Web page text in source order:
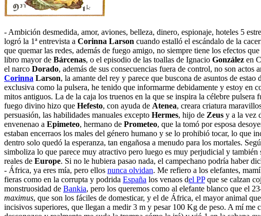
- Ambición desmedida, amor, aviones, belleza, dinero, espionaje, hoteles 5
logró la 1ª entrevista a Corinna Larson cuando estalló el escándalo de la
que quemar las redes, además de fuego amigo, no siempre tiene los efectos
libro mayor de Bárcenas, o el episodio de las toallas de Ignacio González en
el narco Dorado, además de sus consecuencias fuera de control, no son
Corinna Larson, la amante del rey y parece que buscona de asuntos de
exclusiva como la pulsera, he tenido que informarme debidamente y estoy en
mitos antiguos. La de la caja los truenos en la que se inspira la célebre pulsera
fuego divino hizo que Hefesto, con ayuda de Atenea, creara criatura
persuasión, las habilidades manuales excepto Hermes, hijo de Zeus y a la vez
envenenao a Epimeteo, hermano de Prometeo, que la tomó por esposa
estaban encerraos los males del género humano y se lo prohibió tocar, lo que
dentro solo quedó la esperanza, tan engañosa a menudo para los mortales.
simboliza lo que parece muy atractivo pero luego es muy perjudicial y
reales de Europe. Si no le hubiera pasao nada, el campechano podría haber
- África, ya eres mía, pero ellos nunca olvidan. Me refiero a los elefantes,
fieras como en la corrupta y podrida España los venaos del PPque se calzan
monstruosidad de Bankia, pero los queremos como al elefante blanco que el
maximus, que son los fáciles de domesticar, y el de África, el mayor animal
incisivos superiores, que llegan a medir 3 m y pesar 100 Kg de peso. A mí